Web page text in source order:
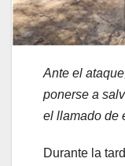
Ante el
ponerse a
el llamado de
Durante la